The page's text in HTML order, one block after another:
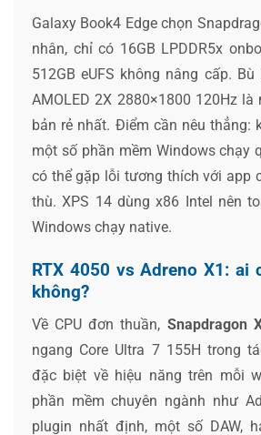
Galaxy Book4 Edge chọn
nhân, chỉ có 16GB LPDDR5x
512GB eUFS không nâng cấp.
AMOLED 2X 2880×1800 120Hz
bản rẻ nhất. Điểm cần nêu thẳng:
một số phần mềm Windows chạy
có thể gặp lỗi tương thích với app
thù. XPS 14 dùng x86 Intel nên
Windows chạy native.
RTX 4050 vs Adreno X1: ai
không?
Về CPU đơn thuần, Snapdragon
ngang Core Ultra 7 155H trong
đặc biệt về hiệu năng trên mỗi
phần mềm chuyên ngành như
plugin nhất định, một số DAW,